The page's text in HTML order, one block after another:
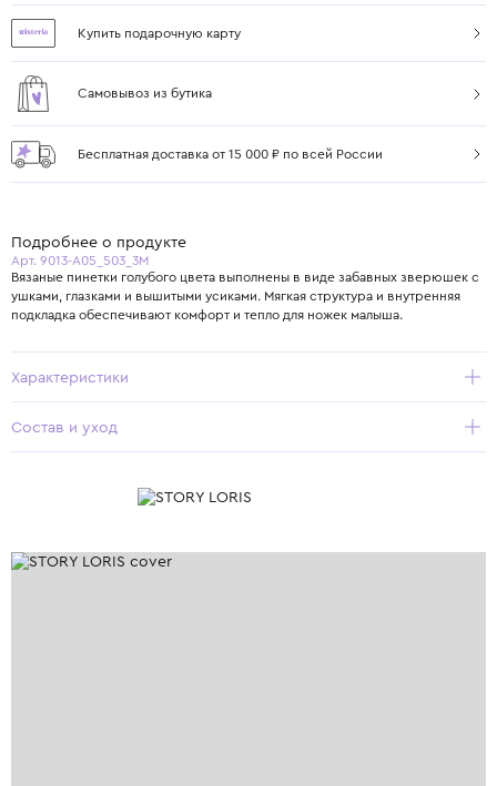
Купить подарочную карту
Самовывоз из бутика
Бесплатная доставка от 15 000 ₽ по всей России
Подробнее о продукте
Арт. 9013-A05_503_3M
Вязаные пинетки голубого цвета выполнены в виде забавных зверюшек с
ушками, глазками и вышитыми усиками. Мягкая структура и внутренняя
подкладка обеспечивают комфорт и тепло для ножек малыша.
Характеристики
Состав и уход